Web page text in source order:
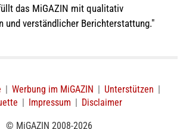
das MiGAZIN mit qualitativ
und verständlicher Berichterstattung."
| Werbung im MiGAZIN | Unterstützen |
| Impressum | Disclaimer
© MiGAZIN 2008-2026